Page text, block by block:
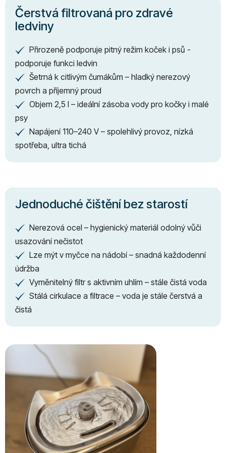
Čerstvá filtrovaná pro zdravé
ledviny
✔
Přirozeně podporuje pitný režim koček i psů -
podporuje funkci ledvin
✔
Šetrná k citlivým čumákům – hladký nerezový
povrch a příjemný proud
✔
Objem 2,5 l – ideální zásoba vody pro kočky i malé
psy
✔
Napájení 110–240 V – spolehlivý provoz, nízká
spotřeba, ultra tichá
Jednoduché čištění bez starostí
✔
Nerezová ocel – hygienický materiál odolný vůči
usazování nečistot
✔
Lze mýt v myčce na nádobí – snadná každodenní
údržba
✔
Vyměnitelný filtr s aktivním uhlím – stále čistá voda
✔
Stálá cirkulace a filtrace – voda je stále čerstvá a
čistá